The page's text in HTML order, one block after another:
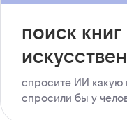
поиск
спросите ИИ какую
спросили бы у